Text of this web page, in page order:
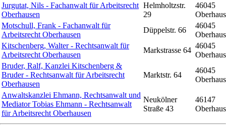
Jurgutat, Nils - Fachanwalt für Arbeitsrecht
Oberhausen
Helmholtzstr.
29
46045
Motschull, Frank - Fachanwalt für
Arbeitsrecht Oberhausen
Düppelstr. 66
46045
Kitschenberg, Walter - Rechtsanwalt für
Arbeitsrecht Oberhausen
Markstrasse 64
46045
Bruder, Ralf, Kanzlei Kitschenberg &
Bruder - Rechtsanwalt für Arbeitsrecht
Oberhausen
Marktstr. 64
46045
Anwaltskanzlei Ehmann, Rechtsanwalt und
Mediator Tobias Ehmann - Rechtsanwalt
für Arbeitsrecht Oberhausen
Neukölner
Straße 43
46147